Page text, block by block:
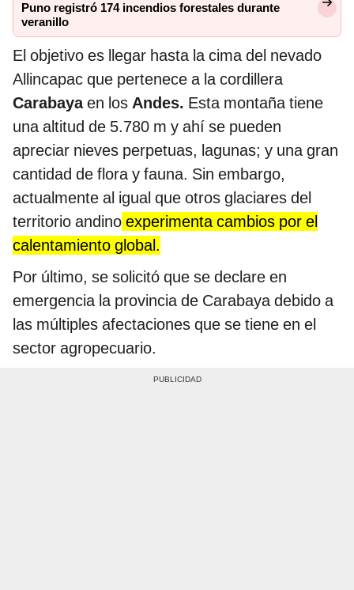
Puno registró 174 incendios forestales durante
veranillo
El objetivo es llegar hasta la cima del nevado
Allincapac que pertenece a la cordillera
Carabayaen los Andes. Esta montaña tiene
una altitud de 5.780 m y ahí se pueden
apreciar nieves perpetuas, lagunas; y una gran
cantidad de flora y fauna. Sin embargo,
actualmente al igual que otros glaciares del
territorio andino experimenta cambios por el
calentamiento global.
Por último, se solicitó que se declare en
emergencia la provincia de Carabaya debido a
las múltiples afectaciones que se tiene en el
sector agropecuario.